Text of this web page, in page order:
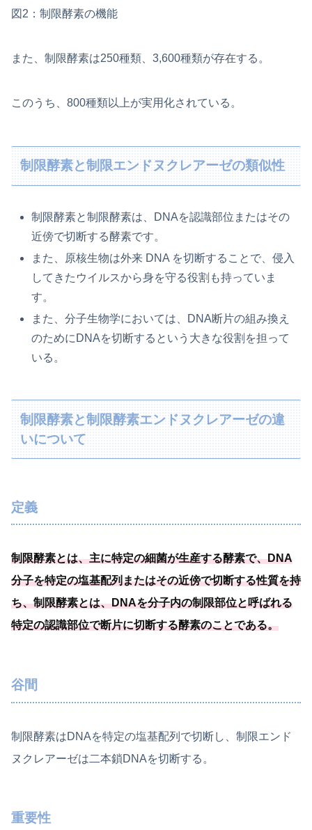
図2：制限酵素の機能
また、制限酵素は250種類、3,600種類が存在する。
このうち、800種類以上が実用化されている。
制限酵素と制限エンドヌクレアーゼの類似性
制限酵素と制限酵素は、DNAを認識部位またはその
近傍で切断する酵素です。
また、原核生物は外来 DNA を切断することで、侵入
してきたウイルスから身を守る役割も持っていま
す。
また、分子生物学においては、DNA断片の組み換え
のためにDNAを切断するという大きな役割を担って
いる。
制限酵素と制限酵素エンドヌクレアーゼの違
いについて
定義
制限酵素とは、主に特定の細菌が生産する酵素で、DNA
分子を特定の塩基配列またはその近傍で切断する性質を持
ち、制限酵素とは、DNAを分子内の制限部位と呼ばれる
特定の認識部位で断片に切断する酵素のことである。
谷間
制限酵素はDNAを特定の塩基配列で切断し、制限エンド
ヌクレアーゼは二本鎖DNAを切断する。
重要性